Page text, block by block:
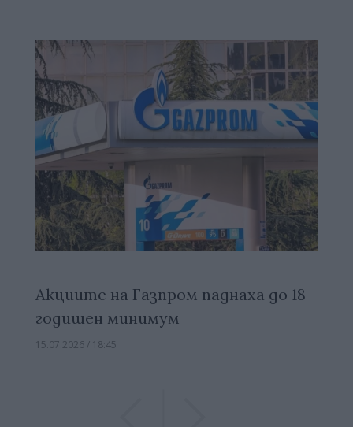
Акциите на Газпром паднаха до 18-
годишен минимум
15.07.2026 / 18:45